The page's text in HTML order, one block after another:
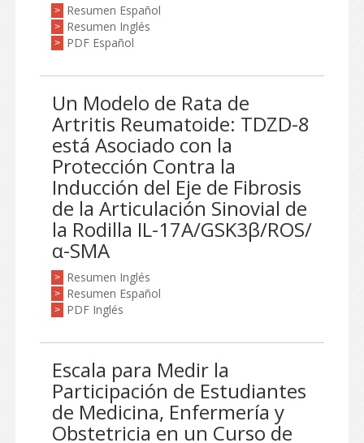
> Resumen Español
> Resumen Inglés
> PDF Español
Un Modelo de Rata de
Artritis Reumatoide: TDZD-8
está Asociado con la
Protección Contra la
Inducción del Eje de Fibrosis
de la Articulación Sinovial de
la Rodilla IL-17A/GSK3β/ROS/
α-SMA
> Resumen Inglés
> Resumen Español
> PDF Inglés
Escala para Medir la
Participación de Estudiantes
de Medicina, Enfermería y
Obstetricia en un Curso de